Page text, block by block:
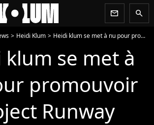
newsletter search
Heidi Klum Heidi klum se met à nu pour promouvoir Project Runway
klum se met à
promouvoir
Runway